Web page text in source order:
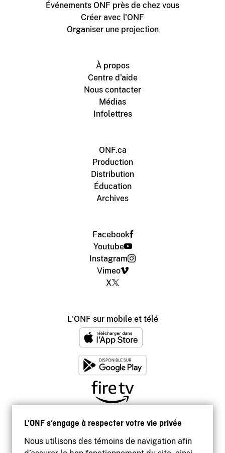
L’ONF s’engage à respecter votre vie privée
Nous utilisons des témoins de navigation afin
Événements ONF près de chez vous
Créer avec l'ONF
Organiser une projection
À propos
Centre d'aide
Nous contacter
Médias
Infolettres
ONF.ca
Production
Distribution
Éducation
Archives
Facebook
Youtube
Instagram
Vimeo
X
L'ONF sur mobile et télé